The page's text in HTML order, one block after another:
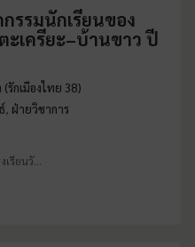
รรมนักเรียนของ
ะเครียะ–บ้านขาว ปี
รักเมืองไทย 38)
, ฝ่ายวิชาการ
รียนวั…